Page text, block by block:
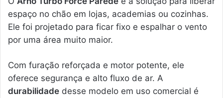
espaço no chão em lojas, academias ou cozinhas.
Ele foi projetado para ficar fixo e espalhar o vento
por uma área muito maior.
Com furação reforçada e motor potente, ele
oferece segurança e alto fluxo de ar. A
durabilidade desse modelo em uso comercial é